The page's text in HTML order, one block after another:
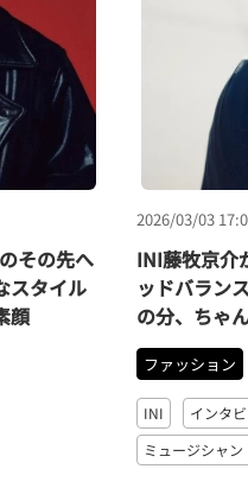
その先へ
スタイル
顔
2026/03/03
INI藤牧京介
ッドバラン
の分、ちゃ
ファッション
INI
インタ
ミュージシャン